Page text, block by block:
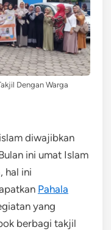
Dengan Warga
diwajibkan
ini umat Islam
hal ini
Pahala
yang
berbagi takjil